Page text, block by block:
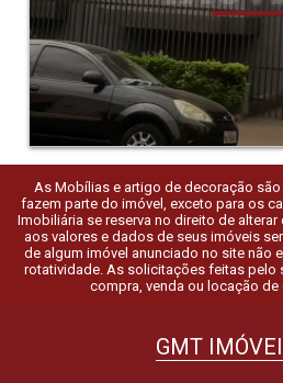
As Mobílias e artigo de decoração
fazem parte do imóvel, exceto para os
Imobiliária se reserva no direito de
aos valores e dados de seus imóveis
de algum imóvel anunciado no site não
rotatividade. As solicitações feitas pelo
compra, venda ou locação de
GMT